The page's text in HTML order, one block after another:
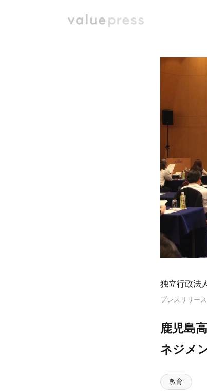
独立行政法
プレスリリース
鹿児島
ネジメ
教育